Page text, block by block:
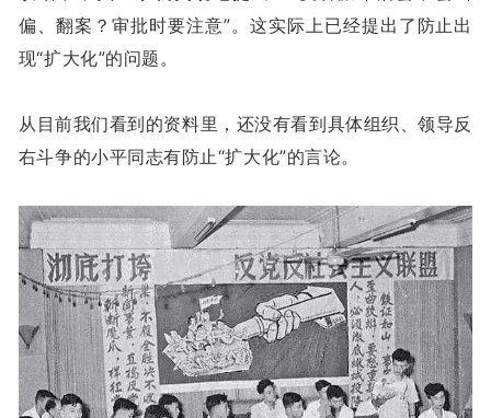
偏、翻案？审批时要注意”。这实际上已经提出了防止出
现“扩大化”的问题。
从目前我们看到的资料里，还没有看到具体组织、领导反
右斗争的小平同志有防止“扩大化”的言论。